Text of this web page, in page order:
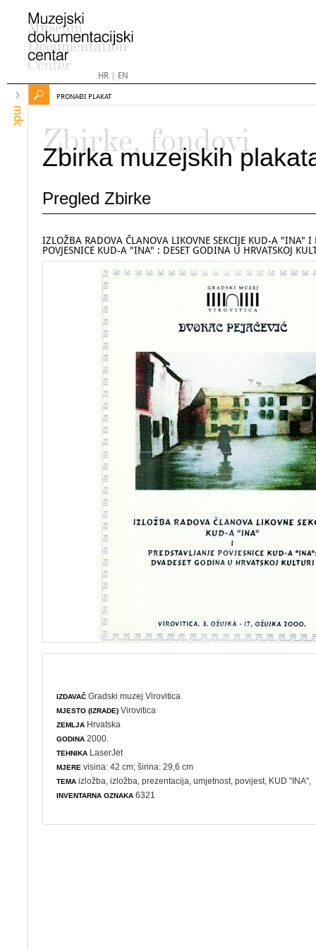
HR| EN
mdc
PRONAĐI PLAKAT
Zbirke, fondovi
Zbirka muzejskih
Pregled Zbirke
IZLOŽBA RADOVA ČLANOVA LIKOVNE SEKCIJE KUD-A "INA" I
POVJESNICE KUD-A "INA" : DESET GODINA U HRVATSKOJ
IZDAVAČ Gradski muzej Virovitica
MJESTO (IZRADE) Virovitica
ZEMLJA Hrvatska
GODINA 2000.
TEHNIKA LaserJet
MJERE visina: 42 cm; širina: 29,6 cm
TEMA izložba ,izložba ,prezentacija ,umjetnost ,povijest , KUD "INA",
INVENTARNA OZNAKA 6321